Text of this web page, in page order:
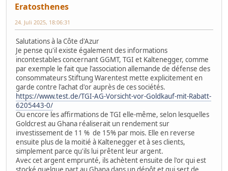
Eratosthenes
24. Juli 2025, 18:06:31
Salutations à la Côte d'Azur
Je pense qu'il existe également des informations
incontestables concernant GGMT, TGI et Kaltenegger, comme
par exemple le fait que l'association allemande de défense des
consommateurs Stiftung Warentest mette explicitement en
garde contre l'achat d'or auprès de ces sociétés.
https://www.test.de/TGI-AG-Vorsicht-vor-Goldkauf-mit-Rabatt-
6205443-0/
Ou encore les affirmations de TGI elle-même, selon lesquelles
Goldcrest au Ghana réaliserait un rendement sur
investissement de 11 % de 15% par mois. Elle en reverse
ensuite plus de la moitié à Kaltenegger et à ses clients,
simplement parce qu'ils lui prêtent leur argent.
Avec cet argent emprunté, ils achètent ensuite de l'or qui est